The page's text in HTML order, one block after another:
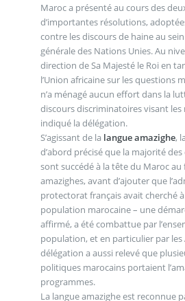
Maroc a présenté au cours des
d’importantes résolutions,
contre les discours de haine au sein
générale des Nations Unies. Au
direction de Sa Majesté le Roi en
l’Union africaine sur les questions
n’a ménagé aucun effort dans la
discours discriminatoires visant les
indiqué la délégation.
S’agissant de la langue amazighe,
d’abord précisé que la majorité
sont succédé à la tête du Maroc au
amazighes, avant d’ajouter que
protectorat français avait cherché
population marocaine – une
affirmé, a été combattue par
population, et en particulier par les
délégation a aussi relevé que
politiques marocains portaient
programmes.
La langue amazighe est reconnue